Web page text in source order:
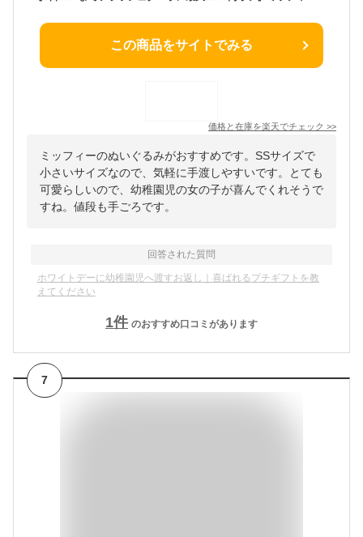
この商品をサイトでみる
価格と在庫を楽天でチェック >>
ミッフィーのぬいぐるみがおすすめです。SSサイズで
小さいサイズなので、気軽に手渡しやすいです。とても
可愛らしいので、幼稚園児の女の子が喜んでくれそうで
すね。値段も手ごろです。
回答された質問
ホワイトデーに幼稚園児へ渡すお返し｜喜ばれるプチギフトを教
えてください
1件 のおすすめ口コミがあります
7